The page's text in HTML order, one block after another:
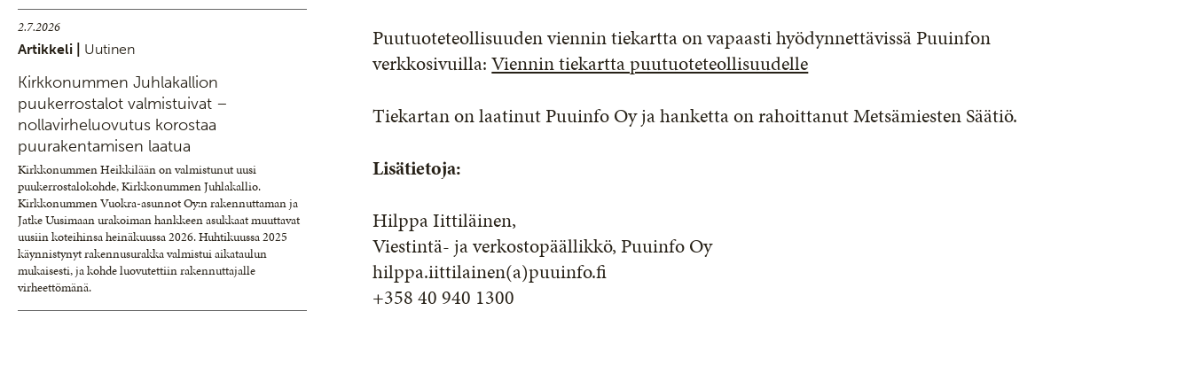
2.7.2026
Artikkeli | Uutinen
Kirkkonummen Juhlakallion
puukerrostalot valmistuivat –
nollavirheluovutus korostaa
puurakentamisen laatua
Kirkkonummen Heikkilään on valmistunut uusi
puukerrostalokohde, Kirkkonummen Juhlakallio.
Kirkkonummen Vuokra-asunnot Oy:n rakennuttaman ja
Jatke Uusimaan urakoiman hankkeen asukkaat muuttavat
uusiin koteihinsa heinäkuussa 2026. Huhtikuussa 2025
käynnistynyt rakennusurakka valmistui aikataulun
mukaisesti, ja kohde luovutettiin rakennuttajalle
virheettömänä.
Puutuoteteollisuuden viennin tiekartta on vapaasti hyödynnettävissä Puuinfon
verkkosivuilla:Viennin tiekartta puutuoteteollisuudelle
Tiekartan on laatinut Puuinfo Oy ja hanketta on rahoittanut Metsämiesten Säätiö.
Lisätietoja:
Hilppa Iittiläinen,
Viestintä- ja verkostopäällikkö, Puuinfo Oy
hilppa.iittilainen(a)puuinfo.fi
+358 40 940 1300